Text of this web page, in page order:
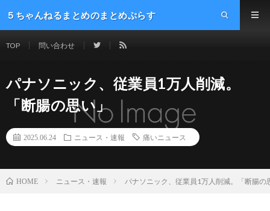
５ちゃんねるまとめのまとめぷらす
TOP 問い合わせ
パナソニック、従業員1万人削減。
「断腸の思い」
2025.06.24 ニュース・速報 痛いニュース
HOME ニュース・速報 パナソニック、従業員1万人削減。「断腸の